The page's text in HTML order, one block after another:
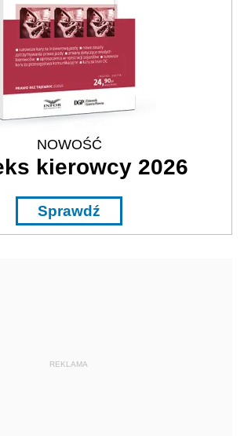
NOWOŚĆ
kierowcy 2026
Sprawdź
REKLAMA